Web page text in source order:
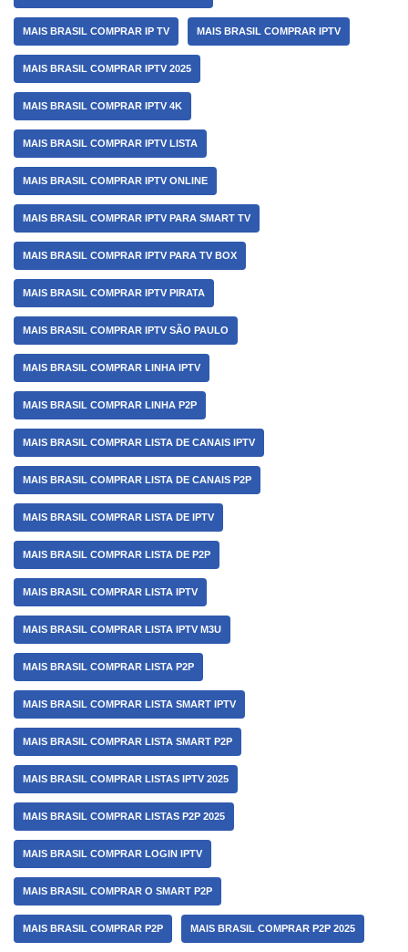
MAIS BRASIL COMPRAR IP TV MAIS BRASIL COMPRAR IPTV
MAIS BRASIL COMPRAR IPTV 2025
MAIS BRASIL COMPRAR IPTV 4K
MAIS BRASIL COMPRAR IPTV LISTA
MAIS BRASIL COMPRAR IPTV ONLINE
MAIS BRASIL COMPRAR IPTV PARA SMART TV
MAIS BRASIL COMPRAR IPTV PARA TV BOX
MAIS BRASIL COMPRAR IPTV PIRATA
MAIS BRASIL COMPRAR IPTV SÃO PAULO
MAIS BRASIL COMPRAR LINHA IPTV
MAIS BRASIL COMPRAR LINHA P2P
MAIS BRASIL COMPRAR LISTA DE CANAIS IPTV
MAIS BRASIL COMPRAR LISTA DE CANAIS P2P
MAIS BRASIL COMPRAR LISTA DE IPTV
MAIS BRASIL COMPRAR LISTA DE P2P
MAIS BRASIL COMPRAR LISTA IPTV
MAIS BRASIL COMPRAR LISTA IPTV M3U
MAIS BRASIL COMPRAR LISTA P2P
MAIS BRASIL COMPRAR LISTA SMART IPTV
MAIS BRASIL COMPRAR LISTA SMART P2P
MAIS BRASIL COMPRAR LISTAS IPTV 2025
MAIS BRASIL COMPRAR LISTAS P2P 2025
MAIS BRASIL COMPRAR LOGIN IPTV
MAIS BRASIL COMPRAR O SMART P2P
MAIS BRASIL COMPRAR P2P MAIS BRASIL COMPRAR P2P 2025